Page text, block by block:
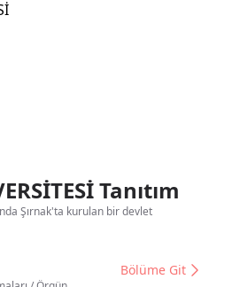
Tanıtım
Şırnak'ta kurulan bir devlet
Bölüme Git